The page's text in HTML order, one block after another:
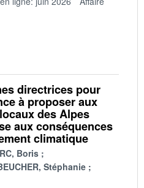
directrices pour
à proposer aux
des Alpes
aux conséquences
climatique
Boris
Stéphanie